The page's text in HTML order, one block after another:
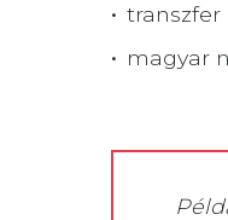
transzfer
magyar